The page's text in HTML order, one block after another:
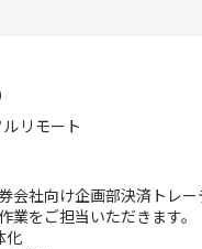
リモート
会社向け企画部決済トレ
業をご担当いただきます。
化